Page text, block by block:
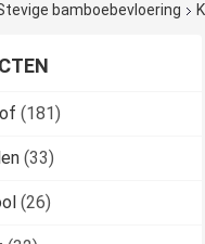
bamboebevloering
(181)
(33)
(26)